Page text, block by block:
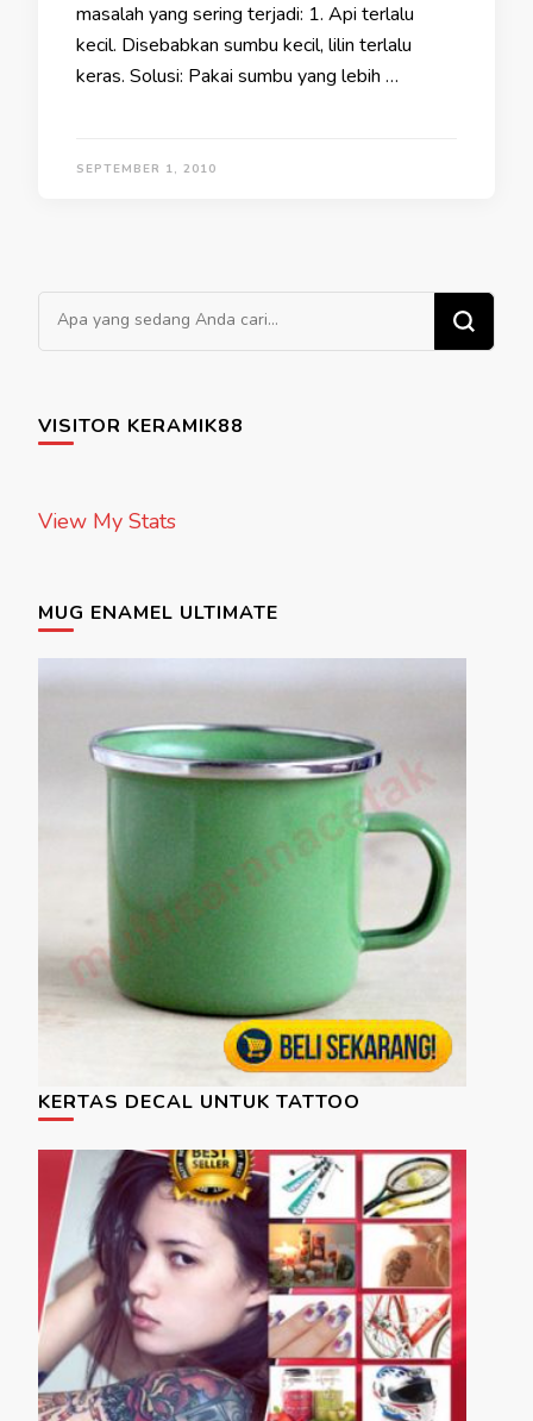
masalah yang sering terjadi: 1. Api terlalu
kecil. Disebabkan sumbu kecil, lilin terlalu
keras. Solusi: Pakai sumbu yang lebih …
SEPTEMBER 1, 2010
Mencari Sesuatu?
VISITOR KERAMIK88
View My Stats
MUG ENAMEL ULTIMATE
KERTAS DECAL UNTUK TATTOO